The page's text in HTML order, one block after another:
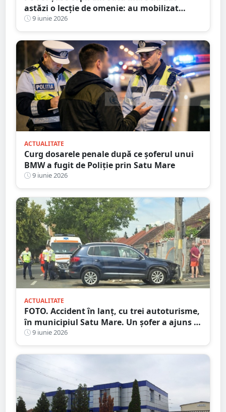
astăzi o lecție de omenie: au mobilizat
salvatorii pentru a salva un animal rănit
din Someș
9 iunie 2026
ACTUALITATE
Curg dosarele penale după ce șoferul unui
BMW a fugit de Poliție prin Satu Mare
9 iunie 2026
ACTUALITATE
FOTO. Accident în lanț, cu trei autoturisme,
în municipiul Satu Mare. Un șofer a ajuns la
Urgență
9 iunie 2026